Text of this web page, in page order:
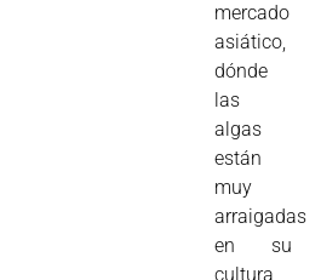
mercado
asiático,
dónde
las
algas
están
muy
arraigadas
en su
cultura,